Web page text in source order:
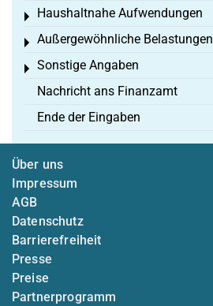
Haushaltnahe Aufwendungen
Toggle menu
Außergewöhnliche Belastungen
Toggle menu
Sonstige Angaben
Toggle menu
Nachricht ans Finanzamt
Ende der Eingaben
Über uns
Impressum
AGB
Datenschutz
Barrierefreiheit
Presse
Preise
Partnerprogramm